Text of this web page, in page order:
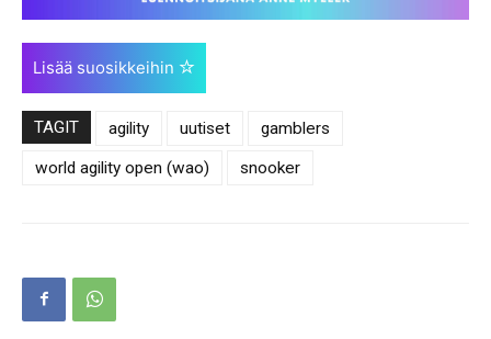
Lisää suosikkeihin
TAGIT agility uutiset
gamblers
world agility open (wao)
snooker